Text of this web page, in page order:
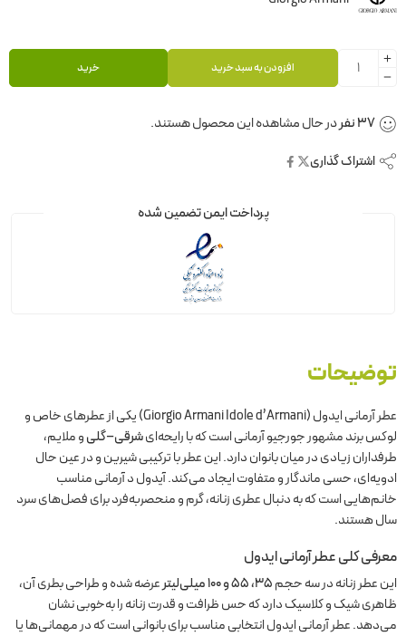
افزودن به سبد خرید خرید
37نفردر حال مشاهده این محصول هستند.
اشتراک گذاری
پرداخت ایمن تضمین شده
توضیحات
عطر آرمانی ایدول (Giorgio Armani Idole d’Armani) یکی از عطرهای خاص و
لوکس برند مشهور جورجیو آرمانی است که با رایحه‌ایشرقی–گلیو ملایم،
طرفداران زیادی در میان بانوان دارد. این عطر با ترکیبی شیرین و در عین حال
ادویه‌ای، حسی ماندگار و متفاوت ایجاد می‌کند. آیدول د آرمانی مناسب
خانم‌هایی است که به دنبال عطری زنانه، گرم و منحصر‌به‌فرد برای فصل‌های سرد
سال هستند.
معرفی کلی عطر آرمانی ایدول
این عطر زنانه در سه حجم۳۵، ۵۵ و ۱۰۰ میلی‌لیتر
عرضه شده و طراحی بطری آن،
ظاهری شیک و کلاسیک دارد که حس ظرافت و قدرت زنانه را به‌خوبی نشان
می‌دهد. عطر آرمانی ایدول انتخابی مناسب برای بانوانی است که در مهمانی‌ها یا